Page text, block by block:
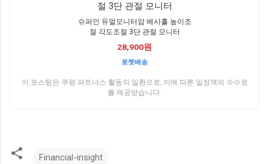
슈퍼인 듀얼모니터암 베사홀 높이조
절 각도조절 3단 관절 모니터
28,900원
로켓배송
이 포스팅은 쿠팡 파트너스 활동의 일환으로, 이에 따른 일정액의 수수료
를 제공받습니다.
Financial-insight